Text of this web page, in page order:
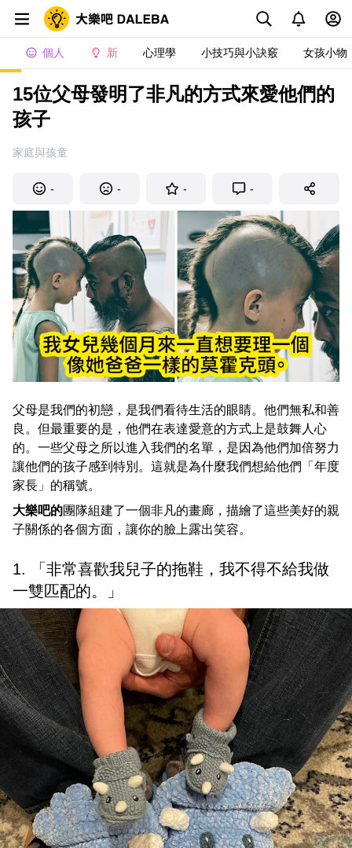
個人 新 心理學 小技巧與小訣竅 女孩小物
15位父母發明了非凡的方式來愛他們的
孩子
家庭與孩童
- - - -
父母是我們的初戀，是我們看待生活的眼睛。他們無私和善
良。但最重要的是，他們在表達愛意的方式上是鼓舞人心
的。一些父母之所以進入我們的名單，是因為他們加倍努力
讓他們的孩子感到特別。這就是為什麼我們想給他們「年度
家長」的稱號。
大樂吧的團隊組建了一個非凡的畫廊，描繪了這些美好的親
子關係的各個方面，讓你的臉上露出笑容。
1. 「非常喜歡我兒子的拖鞋，我不得不給我做
一雙匹配的。」